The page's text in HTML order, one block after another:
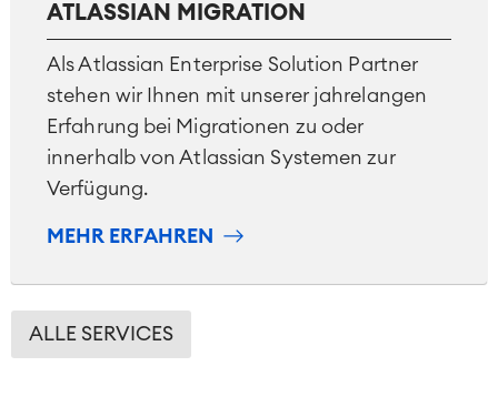
Agile Development
Test Management
Technische Dokumentation
Service Management
IT Service Management & CMDB
ATLASSIAN MIGRATION
Als Atlassian Enterprise Solution Partner
stehen wir Ihnen mit unserer jahrelangen
Erfahrung bei Migrationen zu oder
innerhalb von Atlassian Systemen zur
Verfügung.
MEHR ERFAHREN
ALLE SERVICES